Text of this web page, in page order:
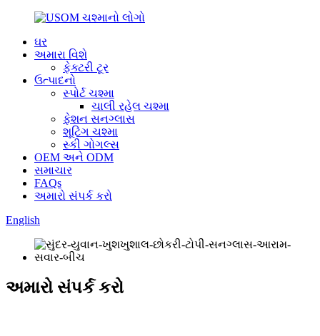
ઘર
અમારા વિશે
ફેક્ટરી ટૂર
ઉત્પાદનો
સ્પોર્ટ ચશ્મા
ચાલી રહેલ ચશ્મા
ફેશન સનગ્લાસ
શૂટિંગ ચશ્મા
સ્કી ગોગલ્સ
OEM અને ODM
સમાચાર
FAQs
અમારો સંપર્ક કરો
English
અમારો સંપર્ક કરો